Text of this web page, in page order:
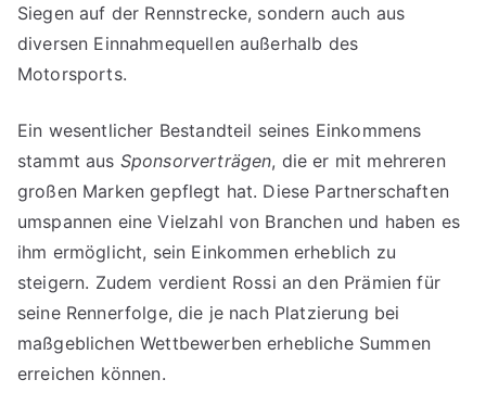
Siegen auf der Rennstrecke, sondern auch aus
diversen Einnahmequellen außerhalb des
Motorsports.
Ein wesentlicher Bestandteil seines Einkommens
stammt aus Sponsorverträgen, die er mit mehreren
großen Marken gepflegt hat. Diese Partnerschaften
umspannen eine Vielzahl von Branchen und haben es
ihm ermöglicht, sein Einkommen erheblich zu
steigern. Zudem verdient Rossi an den Prämien für
seine Rennerfolge, die je nach Platzierung bei
maßgeblichen Wettbewerben erhebliche Summen
erreichen können.